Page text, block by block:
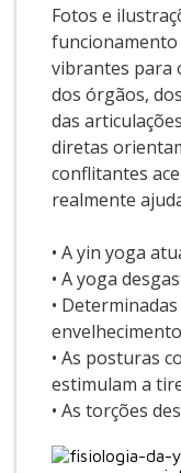
Fotos e
vibrantes para
dos órgãos,
das
diretas
conflitantes
realmente
• A yin yoga
• A yoga
•
• As posturas
estimulam a
• As torções